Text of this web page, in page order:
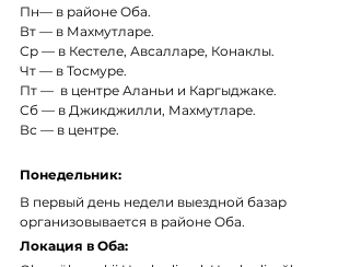
Пн— в районе Оба.
Вт — в Махмутларе.
Ср — в Кестеле, Авсалларе, Конаклы.
Чт — в Тосмуре.
Пт —  в центре Аланьи и Каргыджаке.
Сб — в Джикджилли, Махмутларе.
Вс — в центре.
Понедельник:
В первый день недели выездной базар
организовывается в районе Оба.
Локация в Оба: